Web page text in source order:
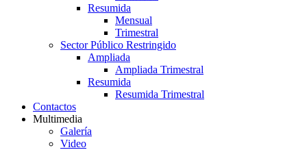
Resumida
Mensual
Trimestral
Sector Público Restringido
Ampliada
Ampliada Trimestral
Resumida
Resumida Trimestral
Contactos
Multimedia
Galería
Video